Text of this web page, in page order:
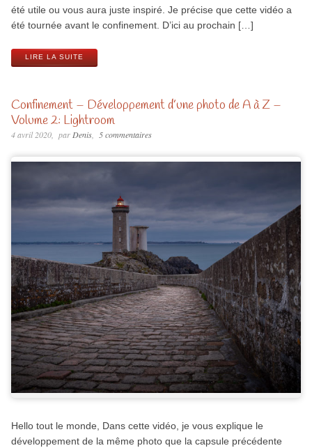
été utile ou vous aura juste inspiré. Je précise que cette vidéo a
été tournée avant le confinement. D’ici au prochain […]
LIRE LA SUITE
Confinement – Développement d’une photo de A à Z –
Volume 2: Lightroom
4 avril 2020 parDenis 5 commentaires
Hello tout le monde, Dans cette vidéo, je vous explique le
développement de la même photo que la capsule précédente